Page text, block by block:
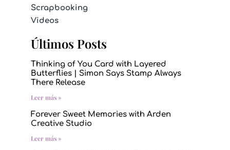
Scrapbooking
Videos
Últimos Posts
Thinking of You Card with Layered
Butterflies | Simon Says Stamp Always
There Release
Leer más »
Forever Sweet Memories with Arden
Creative Studio
Leer más »